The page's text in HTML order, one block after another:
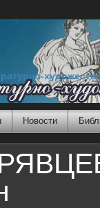
Новости